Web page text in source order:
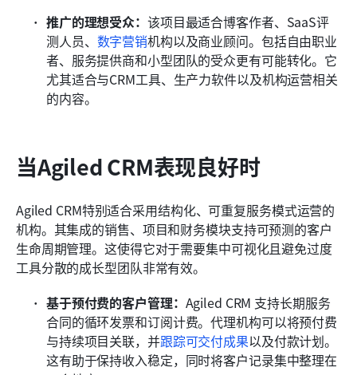
推广的理想受众： 该项目最适合博客作者、SaaS评
测人员、 数字营销机构以及商业顾问。包括自由职业
者、服务提供商和小型团队的受众更有可能转化。它
尤其适合与CRM工具、生产力软件以及机构运营相关
的内容。
当Agiled CRM表现良好时
Agiled CRM特别适合采用结构化、可重复服务模式运营的
机构。其集成的销售、项目和财务模块支持可预测的客户
生命周期管理。这使得它对于需要集中可视化且避免过度
工具分散的成长型团队非常有效。
基于预付费的客户管理： Agiled CRM 支持长期服务
合同的循环发票和订阅计费。代理机构可以将预付费
与持续项目关联，并跟踪可交付成果以及付款计划。
这有助于保持收入稳定，同时将客户记录集中整理在